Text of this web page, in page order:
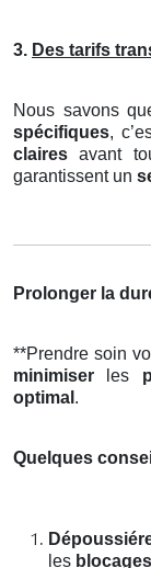
3. Des tarifs
Nous savons
spécifiques,
claires avant
garantissent un
Prolonger la
**Prendre soin
minimiser les
optimal .
Quelques
les